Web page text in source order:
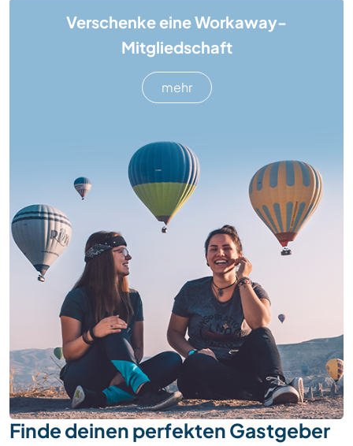
Verschenke eine Workaway-
Mitgliedschaft
mehr
Finde deinen perfekten Gastgeber